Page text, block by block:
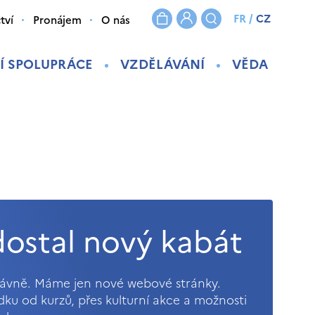
SPOLUPRÁCE VZDĚLÁVÁNÍ VĚDA
Pronájem O nás FR/CZ
nový kabát
Máme jen nové webové stránky.
od kurzů, přes kulturní akce a možnosti